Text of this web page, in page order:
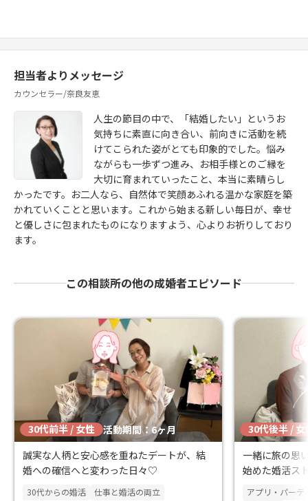
担当者よりメッセージ
カウンセラー/奈良友恵
人生の節目の中で、「結婚したい」というお
気持ちに素直に向き合い、前向きに活動を続
けてこられた姿がとても印象的でした。悩み
ながらも一歩ずつ進み、お相手様とのご縁を
大切に育まれていったこと、本当に素晴らし
かったです。お二人なら、自然体で笑顔あふれる温かな家庭を築
かれていくことと思います。これから始まる新しい毎日が、幸せ
と優しさに包まれたものになりますよう、心よりお祈りしており
ます。
この相談所の他の成婚者エピソード
30代前半 / 女性 活動期間：6ヶ月
誠実な人柄と安心感を重ねたデートが、結
婚への確信へと変わった日々♡
30代からの婚活 仕事と婚活の両立
30代後半 / 女
一緒に旅の思
始めた婚活ス
アプリ・パーテ